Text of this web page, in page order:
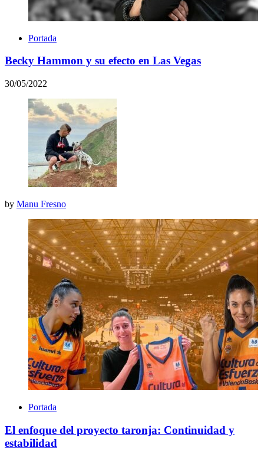
Portada
Becky Hammon y su efecto en Las Vegas
30/05/2022
by Manu Fresno
Portada
El enfoque del proyecto taronja: Continuidad y
estabilidad